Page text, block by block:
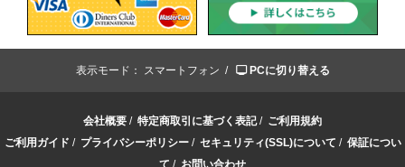
表示モード： スマートフォン / PCに切り替える
会社概要 / 特定商取引に基づく表記/ ご利用規約
ご利用ガイド / プライバシーポリシー/ セキュリティ(SSL)について / 保証につい
て / お問い合わせ